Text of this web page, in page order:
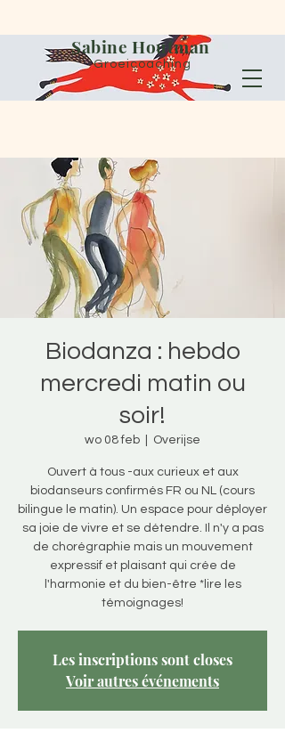
Sabine Houtman
Groeicoaching
Biodanza : hebdo
mercredi matin ou
soir!
wo 08 feb Overijse
Ouvert à tous -aux curieux et aux
biodanseurs confirmés FR ou NL (cours
bilingue le matin). Un espace pour déployer
sa joie de vivre et se détendre. Il n'y a pas
de chorégraphie mais un mouvement
expressif et plaisant qui crée de
l'harmonie et du bien-être *lire les
témoignages!
Les inscriptions sont closes
Voir autres événements